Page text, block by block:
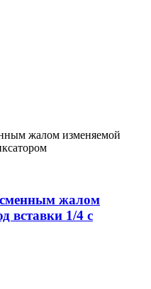
сменным жалом
вставки 1/4 с